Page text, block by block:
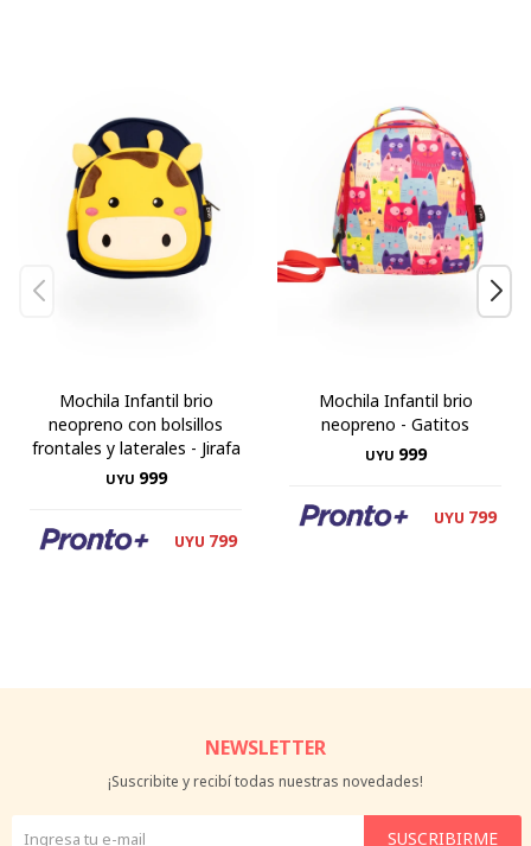
Mochila Infantil brio
neopreno con bolsillos
frontales y laterales - Jirafa
UYU 999
UYU 799
Mochila Infantil brio
neopreno - Gatitos
UYU 999
UYU 799
NEWSLETTER
¡Suscribite y recibí todas nuestras novedades!
SUSCRIBIRME